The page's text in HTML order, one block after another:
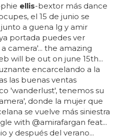
ellis-bextor más dance
el 15 de junio se
a guena lg y amir
portada puedes ver
camera'... the amazing
will be out on june 15th...
encarcelando a la
las buenas ventas
'wanderlust', tenemos su
donde la mujer que
se vuelve más siniestra
with @amirafargan feat...
y después del verano...